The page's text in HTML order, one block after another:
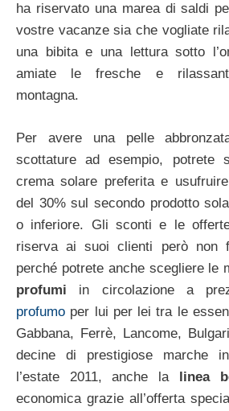
ha riservato una marea di saldi
vostre vacanze sia che vogliate
una bibita e una lettura sotto
amiate le fresche e
montagna.
Per avere una pelle
scottature ad esempio, potrete
crema solare preferita e
del 30% sul secondo prodotto
o inferiore. Gli sconti e le
riserva ai suoi clienti però non
perché potrete anche scegliere le
profumi in circolazione a
profumo per lui per lei tra le
Gabbana, Ferrè, Lancome,
decine di prestigiose marche
l’estate 2011, anche la linea
economica grazie all’offerta